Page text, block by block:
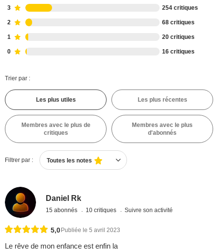
3 254 critiques
2 68 critiques
1 20 critiques
0 16 critiques
Trier par :
Les plus utiles Les plus récentes
Membres avec le plus de
critiques
Membres avec le plus
d'abonnés
Filtrer par : Toutes les notes
Daniel Rk
15 abonnés 10 critiques Suivre son activité
5,0 Publiée le 5 avril 2023
Le rêve de mon enfance est enfin la